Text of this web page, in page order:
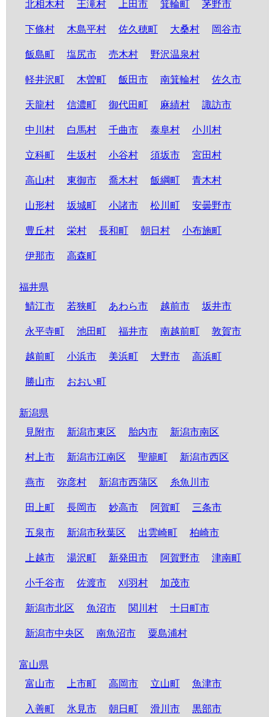
北相木村 王滝村 上田市 箕輪町 茅野市
下條村 木島平村 佐久穂町 大桑村 岡谷市
飯島町 塩尻市 売木村 野沢温泉村
軽井沢町 木曽町 飯田市 南箕輪村 佐久市
天龍村 信濃町 御代田町 麻績村 諏訪市
中川村 白馬村 千曲市 泰阜村 小川村
立科町 生坂村 小谷村 須坂市 宮田村
高山村 東御市 喬木村 飯綱町 青木村
山形村 坂城町 小諸市 松川町 安曇野市
豊丘村 栄村 長和町 朝日村 小布施町
伊那市 高森町
福井県
鯖江市
若狭町 あわら市 越前市 坂井市
永平寺町 池田町 福井市 南越前町 敦賀市
越前町 小浜市 美浜町 大野市 高浜町
勝山市 おおい町
新潟県
見附市
新潟市東区 胎内市 新潟市南区
村上市 新潟市江南区 聖籠町 新潟市西区
燕市 弥彦村 新潟市西蒲区 糸魚川市
田上町 長岡市 妙高市 阿賀町 三条市
五泉市 新潟市秋葉区 出雲崎町 柏崎市
上越市 湯沢町 新発田市 阿賀野市 津南町
小千谷市 佐渡市 刈羽村 加茂市
新潟市北区 魚沼市 関川村 十日町市
新潟市中央区 南魚沼市 粟島浦村
富山県
富山市
上市町 高岡市 立山町 魚津市
入善町 氷見市 朝日町 滑川市 黒部市